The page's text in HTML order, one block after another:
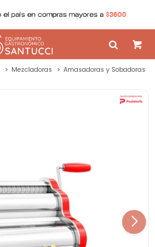
Mezcladoras Amasadoras y Sobadoras